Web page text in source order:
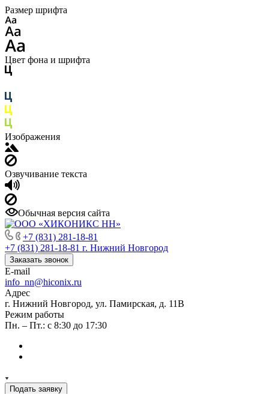
Размер шрифта
Цвет фона и шрифта
Изображения
Озвучивание текста
Обычная версия сайта
+7 (831) 281-18-81
+7 (831) 281-18-81 г. Нижний Новгород
Заказать звонок
E-mail
info_nn@hiconix.ru
Адрес
г. Нижний Новгород, ул. Памирская, д. 11В
Режим работы
Пн. – Пт.: с 8:30 до 17:30
Подать заявку